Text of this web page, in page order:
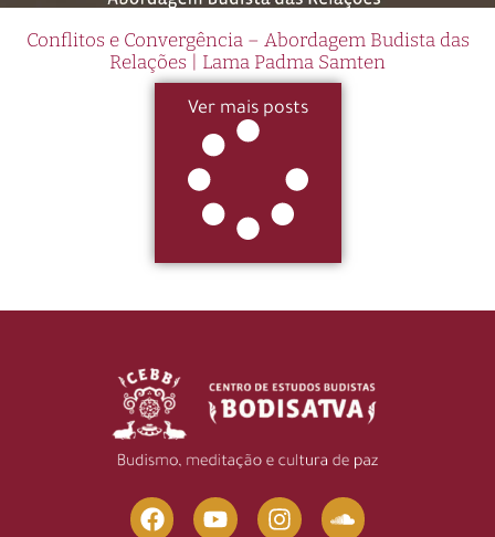
Conflitos e Convergência – Abordagem Budista das
Relações | Lama Padma Samten
Ver mais posts